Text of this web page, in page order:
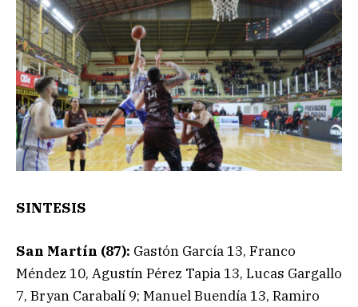
SINTESIS
San Martín (87): Gastón García 13, Franco
Méndez 10, Agustín Pérez Tapia 13, Lucas Gargallo
7, Bryan Carabalí 9; Manuel Buendía 13, Ramiro